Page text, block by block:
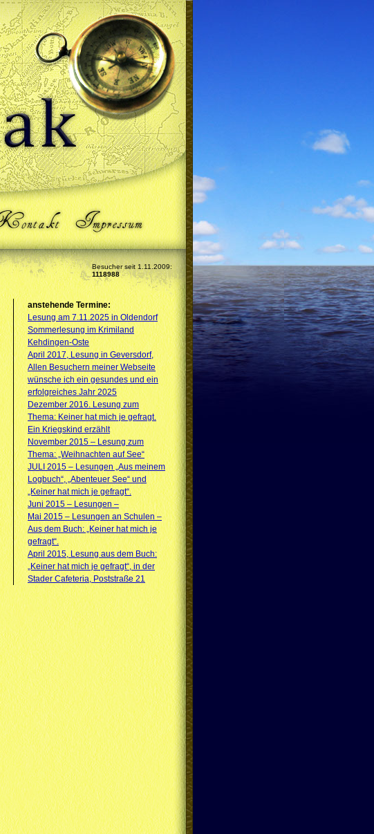
Besucher seit 1.11.2009:
1118988
anstehende Termine:
Lesung am 7.11.2025 in Oldendorf
Sommerlesung im Krimiland
Kehdingen-Oste
April 2017, Lesung in Geversdorf,
Allen Besuchern meiner Webseite
wünsche ich ein gesundes und ein
erfolgreiches Jahr 2025
Dezember 2016. Lesung zum
Thema: Keiner hat mich je gefragt.
Ein Kriegskind erzählt
November 2015 – Lesung zum
Thema: „Weihnachten auf See“
JULI 2015 – Lesungen „Aus meinem
Logbuch“, „Abenteuer See“ und
„Keiner hat mich je gefragt“.
Juni 2015 – Lesungen –
Mai 2015 – Lesungen an Schulen –
Aus dem Buch: „Keiner hat mich je
gefragt“.
April 2015, Lesung aus dem Buch:
„Keiner hat mich je gefragt“, in der
Stader Cafeteria, Poststraße 21